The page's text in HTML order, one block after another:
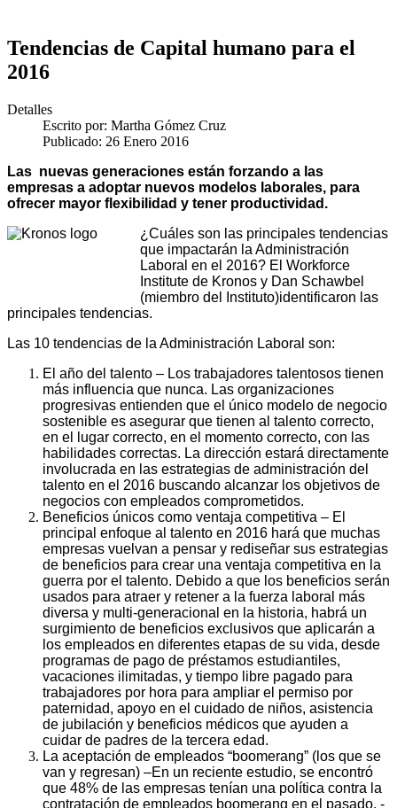
Tendencias de Capital humano para el
2016
Detalles
Escrito por: Martha Gómez Cruz
Publicado: 26 Enero 2016
Las nuevas generaciones están forzando a las
empresas a adoptar nuevos modelos laborales, para
ofrecer mayor flexibilidad y tener productividad.
¿Cuáles son las principales tendencias
que impactarán la Administración
Laboral en el 2016? El Workforce
Institute de Kronos y Dan Schawbel
(miembro del Instituto)identificaron las
principales tendencias.
Las 10 tendencias de la Administración Laboral son:
El año del talento – Los trabajadores talentosos tienen
más influencia que nunca. Las organizaciones
progresivas entienden que el único modelo de negocio
sostenible es asegurar que tienen al talento correcto,
en el lugar correcto, en el momento correcto, con las
habilidades correctas. La dirección estará directamente
involucrada en las estrategias de administración del
talento en el 2016 buscando alcanzar los objetivos de
negocios con empleados comprometidos.
Beneficios únicos como ventaja competitiva – El
principal enfoque al talento en 2016 hará que muchas
empresas vuelvan a pensar y rediseñar sus estrategias
de beneficios para crear una ventaja competitiva en la
guerra por el talento. Debido a que los beneficios serán
usados para atraer y retener a la fuerza laboral más
diversa y multi-generacional en la historia, habrá un
surgimiento de beneficios exclusivos que aplicarán a
los empleados en diferentes etapas de su vida, desde
programas de pago de préstamos estudiantiles,
vacaciones ilimitadas, y tiempo libre pagado para
trabajadores por hora para ampliar el permiso por
paternidad, apoyo en el cuidado de niños, asistencia
de jubilación y beneficios médicos que ayuden a
cuidar de padres de la tercera edad.
La aceptación de empleados “boomerang” (los que se
van y regresan) –En un reciente estudio, se encontró
que 48% de las empresas tenían una política contra la
contratación de empleados boomerang en el pasado, -